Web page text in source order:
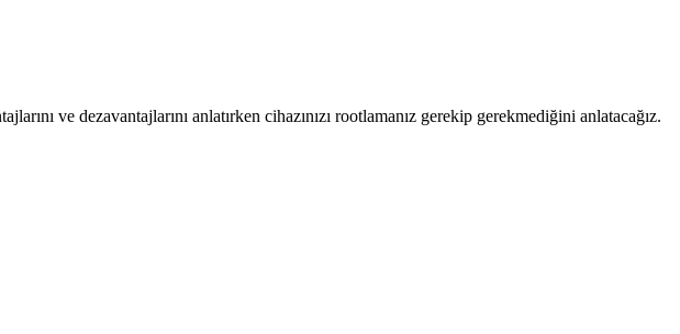
ve dezavantajlarını anlatırken cihazınızı rootlamanız gerekip gerekmediğini anlatacağız.